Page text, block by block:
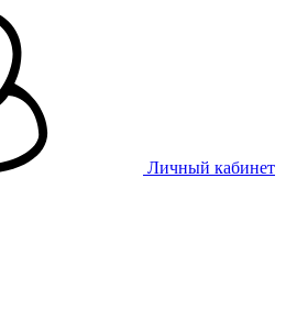
Личный кабинет